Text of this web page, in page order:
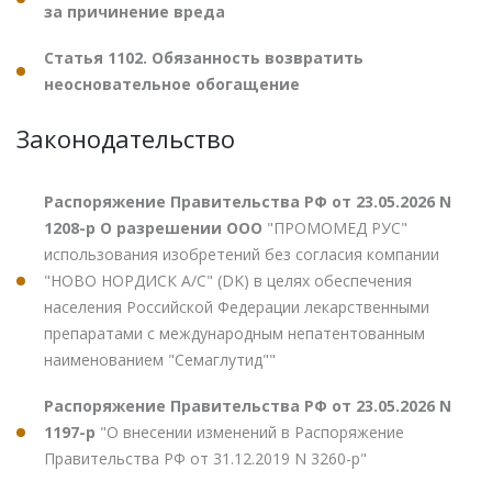
за причинение вреда
Статья 1102. Обязанность возвратить
неосновательное обогащение
Законодательство
Распоряжение Правительства РФ от 23.05.2026 N
1208-р О разрешении ООО "ПРОМОМЕД РУС"
использования изобретений без согласия компании
"НОВО НОРДИСК А/С" (DK) в целях обеспечения
населения Российской Федерации лекарственными
препаратами с международным непатентованным
наименованием "Семаглутид""
Распоряжение Правительства РФ от 23.05.2026 N
1197-р "О внесении изменений в Распоряжение
Правительства РФ от 31.12.2019 N 3260-р"